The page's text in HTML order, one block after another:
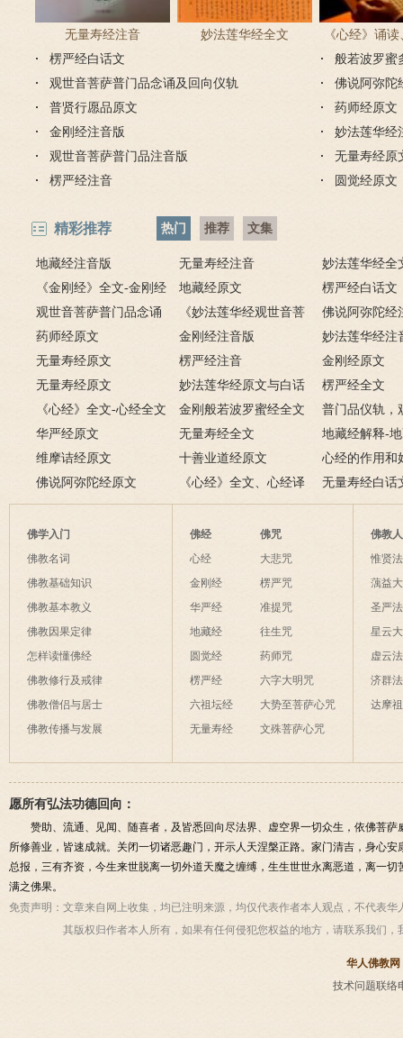
无量寿经注音 妙法莲华经全文
《心经》诵
步骤
楞严经白话文
般若波罗蜜
观世音菩萨普门品念诵及回向仪轨
佛说阿弥陀
普贤行愿品原文
药师经原文
金刚经注音版
妙法莲华经
观世音菩萨普门品注音版
无量寿经原
楞严经注音
圆觉经原文
精彩推荐 热门 推荐 文集
地藏经注音版 无量寿经注音
妙法莲华经全
《金刚经》全文-金刚经
原文、译文及释意
地藏经原文
楞严经白话文
观世音菩萨普门品念诵
及回向仪轨
《妙法莲华经观世音菩
萨普门品》全文
佛说阿弥陀经
药师经原文
金刚经注音版
妙法莲华经注
无量寿经原文
楞严经注音
金刚经原文
无量寿经原文
妙法莲华经原文与白话
文对照版
楞严经全文
《心经》全文-心经全文
注音及译文
金刚般若波罗蜜经全文
普门品仪轨，
萨普门品完整
华严经原文 无量寿经全文
地藏经解释-
白话解释
维摩诘经原文 十善业道经原文
心经的作用和
经有什么作用
佛说阿弥陀经原文
《心经》全文、心经译
文解释
无量寿经白话
佛学入门
佛教名词
佛教基础知识
佛教基本教义
佛教因果定律
怎样读懂佛经
佛教修行及戒律
佛教僧侣与居士
佛教传播与发展
佛经
心经
金刚经
华严经
地藏经
圆觉经
楞严经
六祖坛经
无量寿经
佛咒
大悲咒
楞严咒
准提咒
往生咒
药师咒
六字大明咒
大势至菩萨心咒
文殊菩萨心咒
佛教
惟贤
蕅益
圣严
星云
虚云
济群
达摩
愿所有弘法功德回向：
赞助、流通、见闻、随喜者，及皆悉回向尽法界、虚空界一切众生，依佛菩
所修善业，皆速成就。关闭一切诸恶趣门，开示人天涅槃正路。家门清吉，身心
总报，三有齐资，今生来世脱离一切外道天魔之缠缚，生生世世永离恶道，离一
满之佛果。
免责声明： 文章来自网上收集，均已注明来源，均仅代表作者本人观点，不代表
其版权归作者本人所有，如果有任何侵犯您权益的地方，请联系我们，
华人佛教网
技术问题联络